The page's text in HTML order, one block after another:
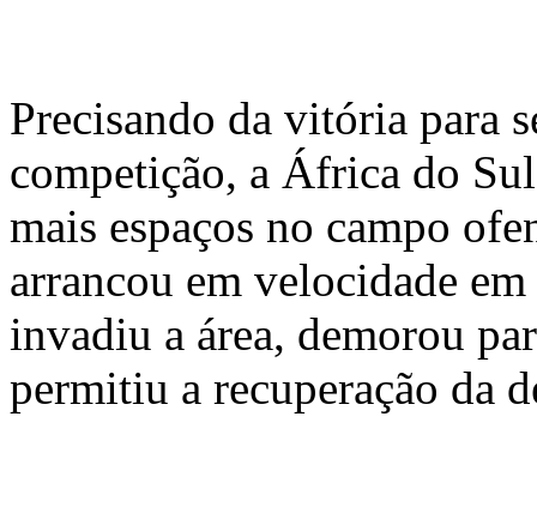
Precisando da vitória para
competição, a África do
mais espaços no campo
arrancou em velocidade
invadiu a área, demorou
permitiu a recuperação da